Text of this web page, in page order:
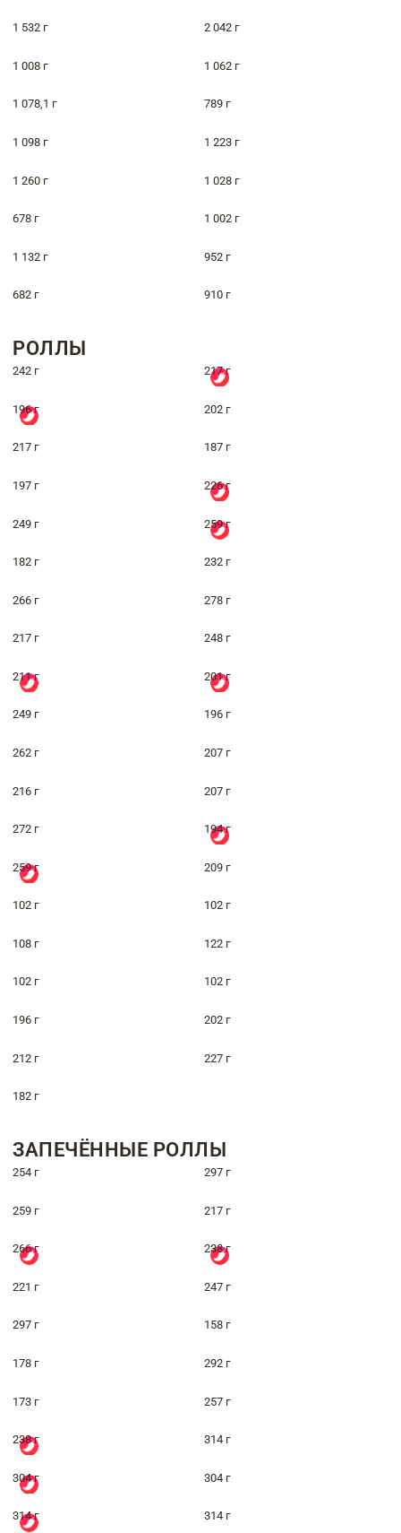
1 532 г 2 042 г
1 008 г 1 062 г
1 078,1 г 789 г
1 098 г 1 223 г
1 260 г 1 028 г
678 г 1 002 г
1 132 г 952 г
682 г 910 г
РОЛЛЫ
242 г 217 г
196 г 202 г
217 г 187 г
197 г 226 г
249 г 259 г
182 г 232 г
266 г 278 г
217 г 248 г
211 г 201 г
249 г 196 г
262 г 207 г
216 г 207 г
272 г 194 г
259 г 209 г
102 г 102 г
108 г 122 г
102 г 102 г
196 г 202 г
212 г 227 г
182 г
ЗАПЕЧЁННЫЕ РОЛЛЫ
254 г 297 г
259 г 217 г
266 г 238 г
221 г 247 г
297 г 158 г
178 г 292 г
173 г 257 г
238 г 314 г
304 г 304 г
314 г 314 г